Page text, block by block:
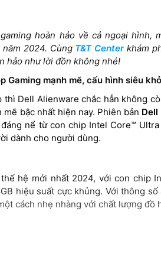
240Hz,
P3,
G-
16inch QHD+ (2560 x
1600) 240Hz, 3ms,
100% sRGB,
ComfortView Plus,
NVIDIA G-SYNC +
Advanced Optimus
hoàn hảo về cả ngoại hình,
2024. Cùng T&T Centerkhám
hảo như lời đồn không nhé!
Gaming mạnh mẽ, cấu hình siêu
Dell Alienware chắc hẳn không
bậc nhất hiện nay. Phiên bản Dell
nể từ con chip Intel Core™
dành cho người dùng.
hệ mới nhất 2024, với con chip
hiệu suất cực khủng. Với thông
cách nhẹ nhàng với chất lượng đồ